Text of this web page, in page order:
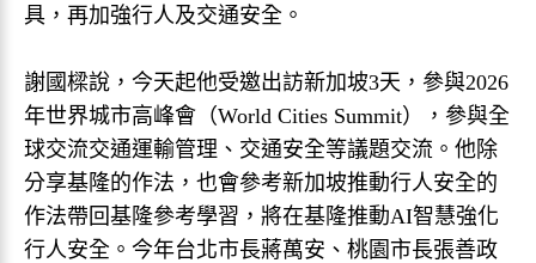
具，再加強行人及交通安全。
謝國樑說，今天起他受邀出訪新加坡3天，參與2026
年世界城市高峰會（World Cities Summit），參與全
球交流交通運輸管理、交通安全等議題交流。他除
分享基隆的作法，也會參考新加坡推動行人安全的
作法帶回基隆參考學習，將在基隆推動AI智慧強化
行人安全。今年台北市長蔣萬安、桃園市長張善政